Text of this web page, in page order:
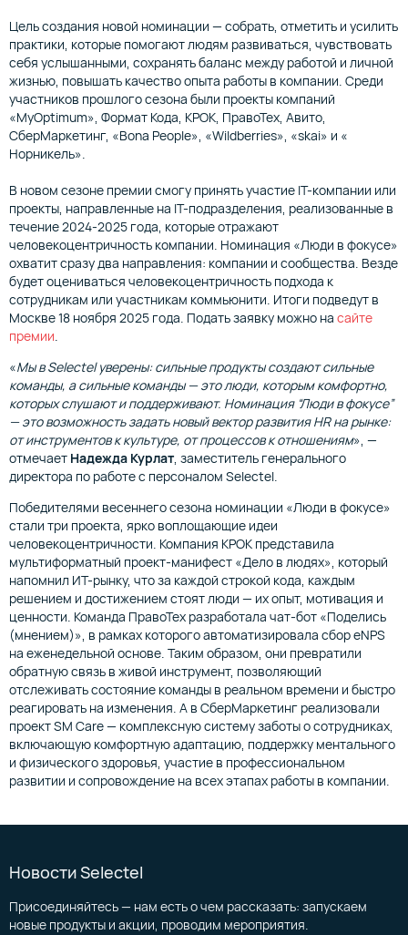
Цель создания новой номинации — собрать, отметить и усилить
практики, которые помогают людям развиваться, чувствовать
себя услышанными, сохранять баланс между работой и личной
жизнью, повышать качество опыта работы в компании. Среди
участников прошлого cезона были проекты компаний
«MyOptimum», Формат Кода, КРОК, ПравоТех, Авито,
СберМаркетинг, «Bona People», «Wildberries», «skai» и «
Норникель».
В новом сезоне премии смогу принять участие IT-компании или
проекты, направленные на IT-подразделения, реализованные в
течение 2024-2025 года, которые отражают
человекоцентричность компании. Номинация «Люди в фокусе»
охватит сразу два направления: компании и сообщества. Везде
будет оцениваться человекоцентричность подхода к
сотрудникам или участникам коммьюнити. Итоги подведут в
Москве 18 ноября 2025 года. Подать заявку можно на сайте
премии.
«Мы в Selectel уверены: сильные продукты создают сильные
команды, а сильные команды — это люди, которым комфортно,
которых слушают и поддерживают. Номинация “Люди в фокусе”
— это возможность задать новый вектор развития HR на рынке:
от инструментов к культуре, от процессов к отношениям», —
отмечает Надежда Курлат, заместитель генерального
директора по работе с персоналом Selectel.
Победителями весеннего сезона номинации «Люди в фокусе»
стали три проекта, ярко воплощающие идеи
человекоцентричности. Компания КРОК представила
мультиформатный проект-манифест «Дело в людях», который
напомнил ИТ-рынку, что за каждой строкой кода, каждым
решением и достижением стоят люди — их опыт, мотивация и
ценности. Команда ПравоТех разработала чат-бот «Поделись
(мнением)», в рамках которого автоматизировала сбор eNPS
на еженедельной основе. Таким образом, они превратили
обратную связь в живой инструмент, позволяющий
отслеживать состояние команды в реальном времени и быстро
реагировать на изменения. А в СберМаркетинг реализовали
проект SM Care — комплексную систему заботы о сотрудниках,
включающую комфортную адаптацию, поддержку ментального
и физического здоровья, участие в профессиональном
развитии и сопровождение на всех этапах работы в компании.
Новости Selectel
Присоединяйтесь — нам есть о чем рассказать: запускаем
новые продукты и акции, проводим мероприятия.